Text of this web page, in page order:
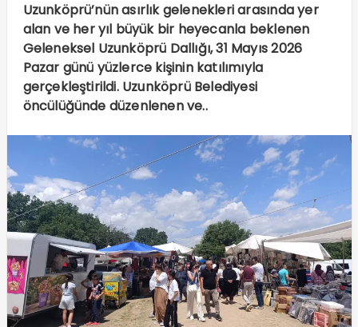
Uzunköprü’nün asırlık gelenekleri arasında yer
alan ve her yıl büyük bir heyecanla beklenen
Geleneksel Uzunköprü Dallığı, 31 Mayıs 2026
Pazar günü yüzlerce kişinin katılımıyla
gerçekleştirildi. Uzunköprü Belediyesi
öncülüğünde düzenlenen ve..